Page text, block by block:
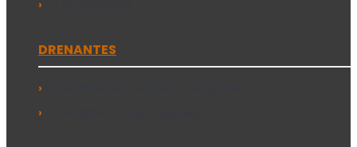
DRENANTES